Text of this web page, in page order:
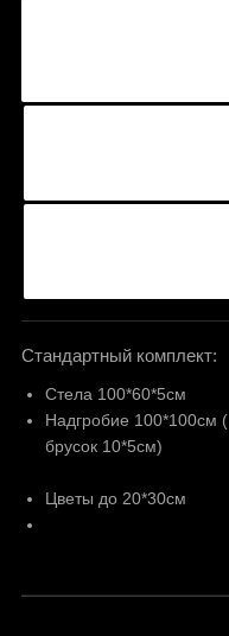
Стандартный комплект:
Стела 100*60*5см
Надгробие 100*100см (
брусок 10*5см)
Цветы до 20*30см